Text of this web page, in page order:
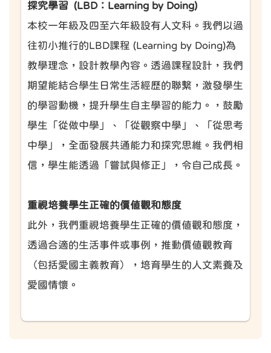
探究學習 (LBD：Learning by Doing)
本校一年級及四至六年級設有人文科。我們以過
往初小推行的LBD課程 (Learning by Doing)為
教學理念，設計教學內容。透過課程設計，我們
期望能結合學生日常生活經歷的聯繫，激發學生
的學習動機，提升學生自主學習的能力。，鼓勵
學生「從做中學」、「從觀察中學」、「從思考
中學」，全面發展共通能力和探究思維。我們相
信，學生能透過「嘗試與修正」，令自己成長。
重視培養學生正確的價值觀和態度
此外，我們重視培養學生正確的價值觀和態度，
透過合適的生活事件或事例，推動價值觀教育
（包括愛國主義教育），培育學生的人文素養及
愛國情懷。